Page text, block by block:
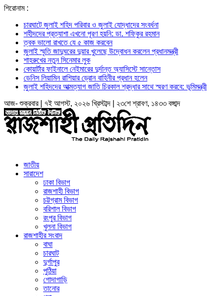
শিরোনাম :
চারঘাটে জুলাই শহিদ পরিবার ও জুলাই যোদ্ধাদের সংবর্ধনা
শহীদদের প্রত্যাশা এখনো পূরণ হয়নি: ডা. শফিকুর রহমান
ত্বক ভালো রাখতে যে ৫ কাজ করবেন
জুলাই স্মৃতি জাদুঘরের দুয়ার খুলেছে উদ্বোধন করলেন প্রধানমন্ত্রী
শাহরুখের নতুন সিনেমার লুক
কোয়ার্টার ফাইনালে নেইমারের দুর্দান্ত অ্যাসিস্টে সান্তোস
ডেনিস লিয়ামিন রাশিয়ার ড্রোন বাহিনীর প্রধান হলেন
জুলাই শহিদদের আত্মত্যাগ জাতি চিরকাল শ্রদ্ধার সাথে স্মরণ করবে: ভূমিমন্ত্রী
আজ- শুক্রবার | ৭ই আগস্ট, ২০২৬ খ্রিস্টাব্দ | ২৩শে শ্রাবণ, ১৪৩৩ বঙ্গাব্দ
জাতীয়
সারাদেশ
ঢাকা বিভাগ
রাজশাহী বিভাগ
চট্টগ্রাম বিভাগ
বরিশাল বিভাগ
রংপুর বিভাগ
খুলনা বিভাগ
রাজশাহীর সংবাদ
বাঘা
চারঘাট
দুর্গাপুর
পুঠিয়া
গোদাগাড়ি
তানোর